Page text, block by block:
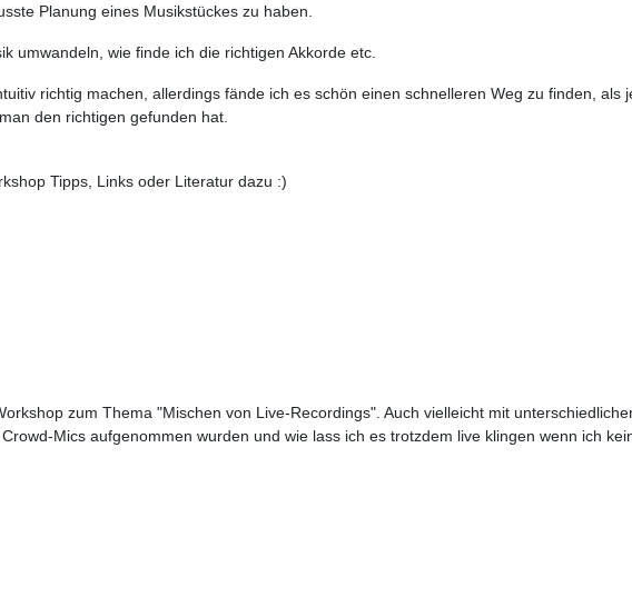
Planung eines Musikstückes zu haben.
umwandeln, wie finde ich die richtigen Akkorde etc.
richtig machen, allerdings fände ich es schön einen schnelleren Weg zu finden, als
den richtigen gefunden hat.
Tipps, Links oder Literatur dazu :)
zum Thema "Mischen von Live-Recordings". Auch vielleicht mit
Mics aufgenommen wurden und wie lass ich es trotzdem live klingen wenn ich